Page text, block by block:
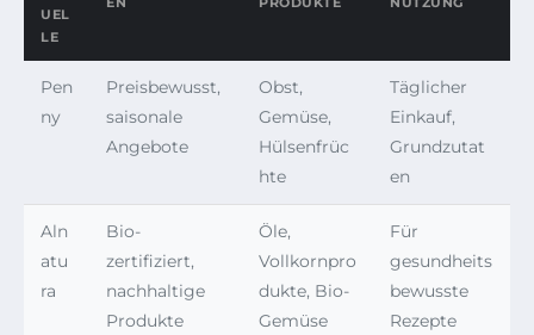
UEL
LE
Pen
ny
Preisbewusst,
saisonale
Angebote
Obst,
Gemüse,
Hülsenfrüc
hte
Täglicher
Einkauf,
Grundzutat
en
Aln
atu
ra
Bio-
zertifiziert,
nachhaltige
Produkte
Öle,
Vollkornpro
dukte, Bio-
Gemüse
Für
gesundheits
bewusste
Rezepte